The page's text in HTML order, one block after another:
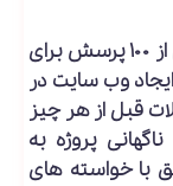
در این مقاله سعی کردیم تا لیستی از بیش از ۱۰۰ پرسش برای
وب سایت در
قبل از هر چیز
پروژه به
با خواسته­ های